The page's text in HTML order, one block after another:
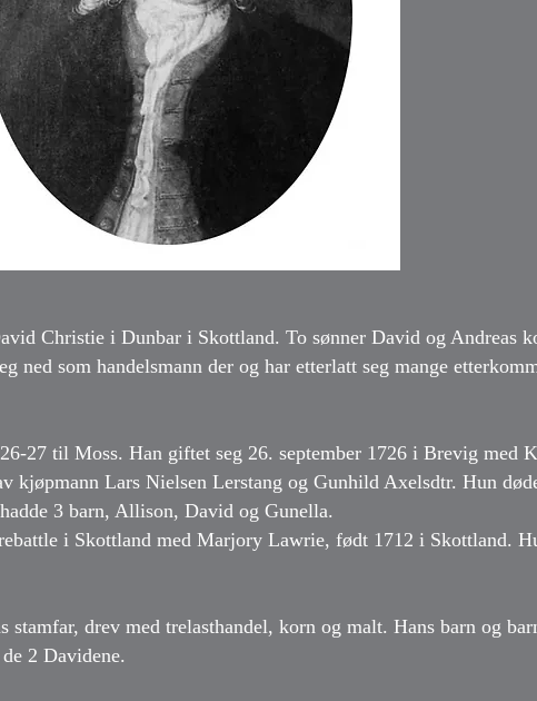
Christie i Dunbar i Skottland. To sønner David og Andreas
ned som handelsmann der og har etterlatt seg mange
27 til Moss. Han giftet seg 26. september 1726 i Brevig med
kjøpmann Lars Nielsen Lerstang og Gunhild Axelsdtr. Hun
3 barn, Allison, David og Gunella.
i Skottland med Marjory Lawrie, født 1712 i Skottland.
stamfar, drev med trelasthandel, korn og malt. Hans barn og
2 Davidene.